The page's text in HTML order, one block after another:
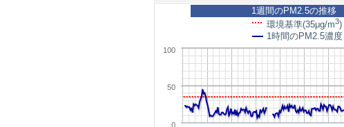
0
50
100
1週間のPM2.5の推移
環境基準(35μg/m3)
1時間のPM2.5濃度